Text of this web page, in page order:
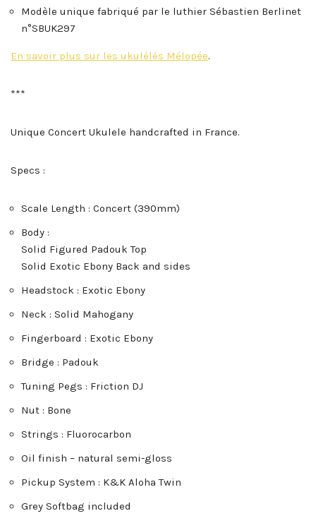
Modèle unique fabriqué par le luthier Sébastien Berlinet
n°SBUK297
En savoir plus sur les ukulélés Mélopée.
***
Unique Concert Ukulele handcrafted in France.
Specs :
Scale Length : Concert (390mm)
Body :
Solid Figured Padouk Top
Solid Exotic Ebony Back and sides
Headstock : Exotic Ebony
Neck : Solid Mahogany
Fingerboard : Exotic Ebony
Bridge : Padouk
Tuning Pegs : Friction DJ
Nut : Bone
Strings : Fluorocarbon
Oil finish – natural semi-gloss
Pickup System : K&K Aloha Twin
Grey Softbag included